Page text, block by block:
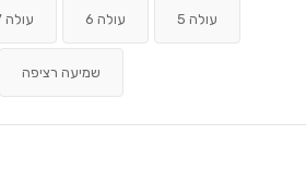
עולה 5 עולה 6 עולה 7
שמיעה רציפה